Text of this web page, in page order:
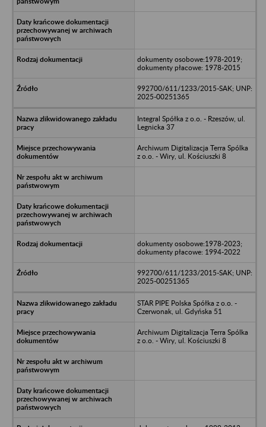
dokumenty osobowe:1978-2019;
dokumenty płacowe: 1978-2015
992700/611/1233/2015-SAK; UNP:
2025-00251365
Integral Spółka z o.o. - Rzeszów, ul.
Legnicka 37
Archiwum Digitalizacja Terra Spólka
z o.o. - Wiry, ul. Kościuszki 8
dokumenty osobowe:1978-2023;
dokumenty płacowe: 1994-2022
992700/611/1233/2015-SAK; UNP:
2025-00251365
STAR PIPE Polska Spółka z o.o. -
Czerwonak, ul. Gdyńska 51
Archiwum Digitalizacja Terra Spólka
z o.o. - Wiry, ul. Kościuszki 8